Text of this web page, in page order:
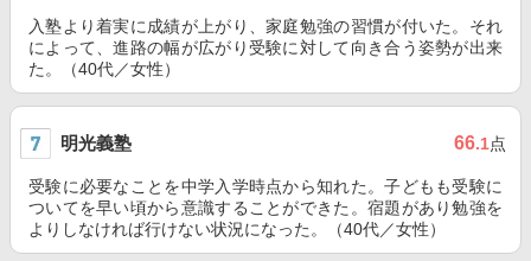
入塾より着実に成績が上がり、家庭勉強の習慣が付いた。それ
によって、進路の幅が広がり受験に対して向き合う姿勢が出来
た。（40代／女性）
明光義塾 66.1点
受験に必要なことを中学入学時点から知れた。子どもも受験に
ついてを早い頃から意識することができた。宿題があり勉強を
よりしなければ行けない状況になった。（40代／女性）